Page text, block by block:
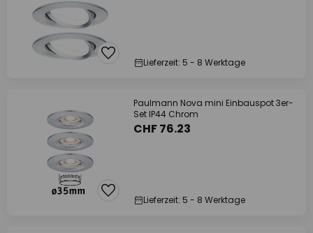
Lieferzeit: 5 - 8 Werktage
Paulmann Nova mini Einbauspot 3er-
Set IP44 Chrom
CHF 76.23
Lieferzeit: 5 - 8 Werktage